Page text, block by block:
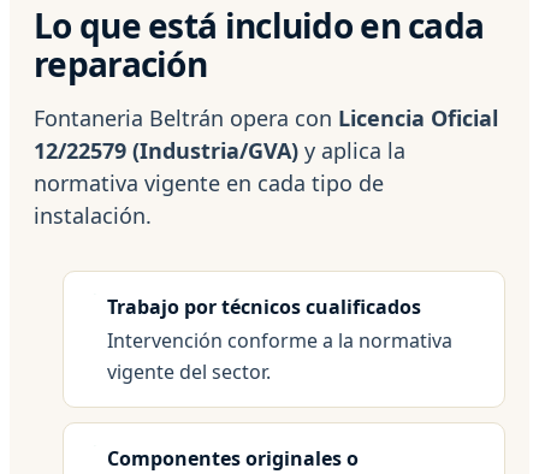
Lo que está incluido en cada
reparación
Fontaneria Beltrán opera con Licencia Oficial
12/22579 (Industria/GVA) y aplica la
normativa vigente en cada tipo de
instalación.
Trabajo por técnicos cualificados
Intervención conforme a la normativa
vigente del sector.
Componentes originales o